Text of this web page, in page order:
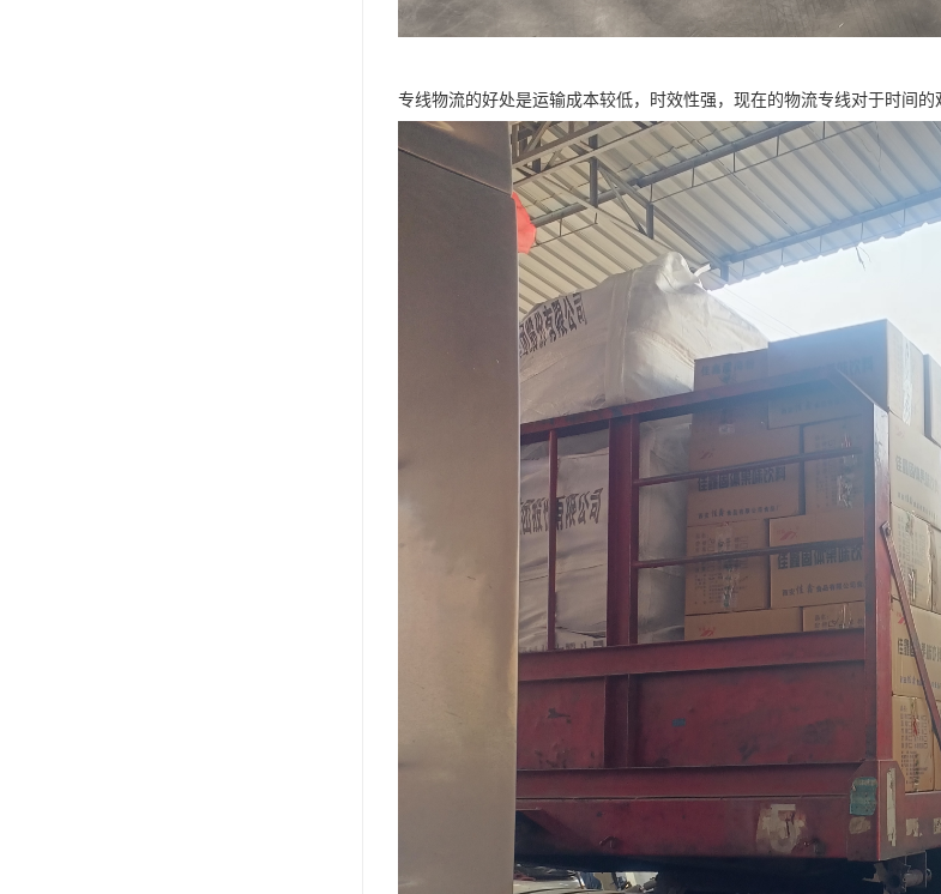
专线物流的好处是运输成本较低，时效性强，现在的物流专线对于时间